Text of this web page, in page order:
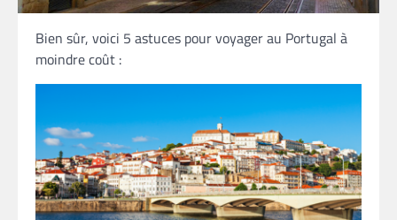
Bien sûr, voici 5 astuces pour voyager au Portugal à
moindre coût :